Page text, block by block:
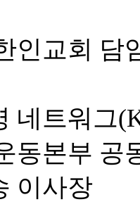
인교회 담
네트워그
동본부 공
이사장